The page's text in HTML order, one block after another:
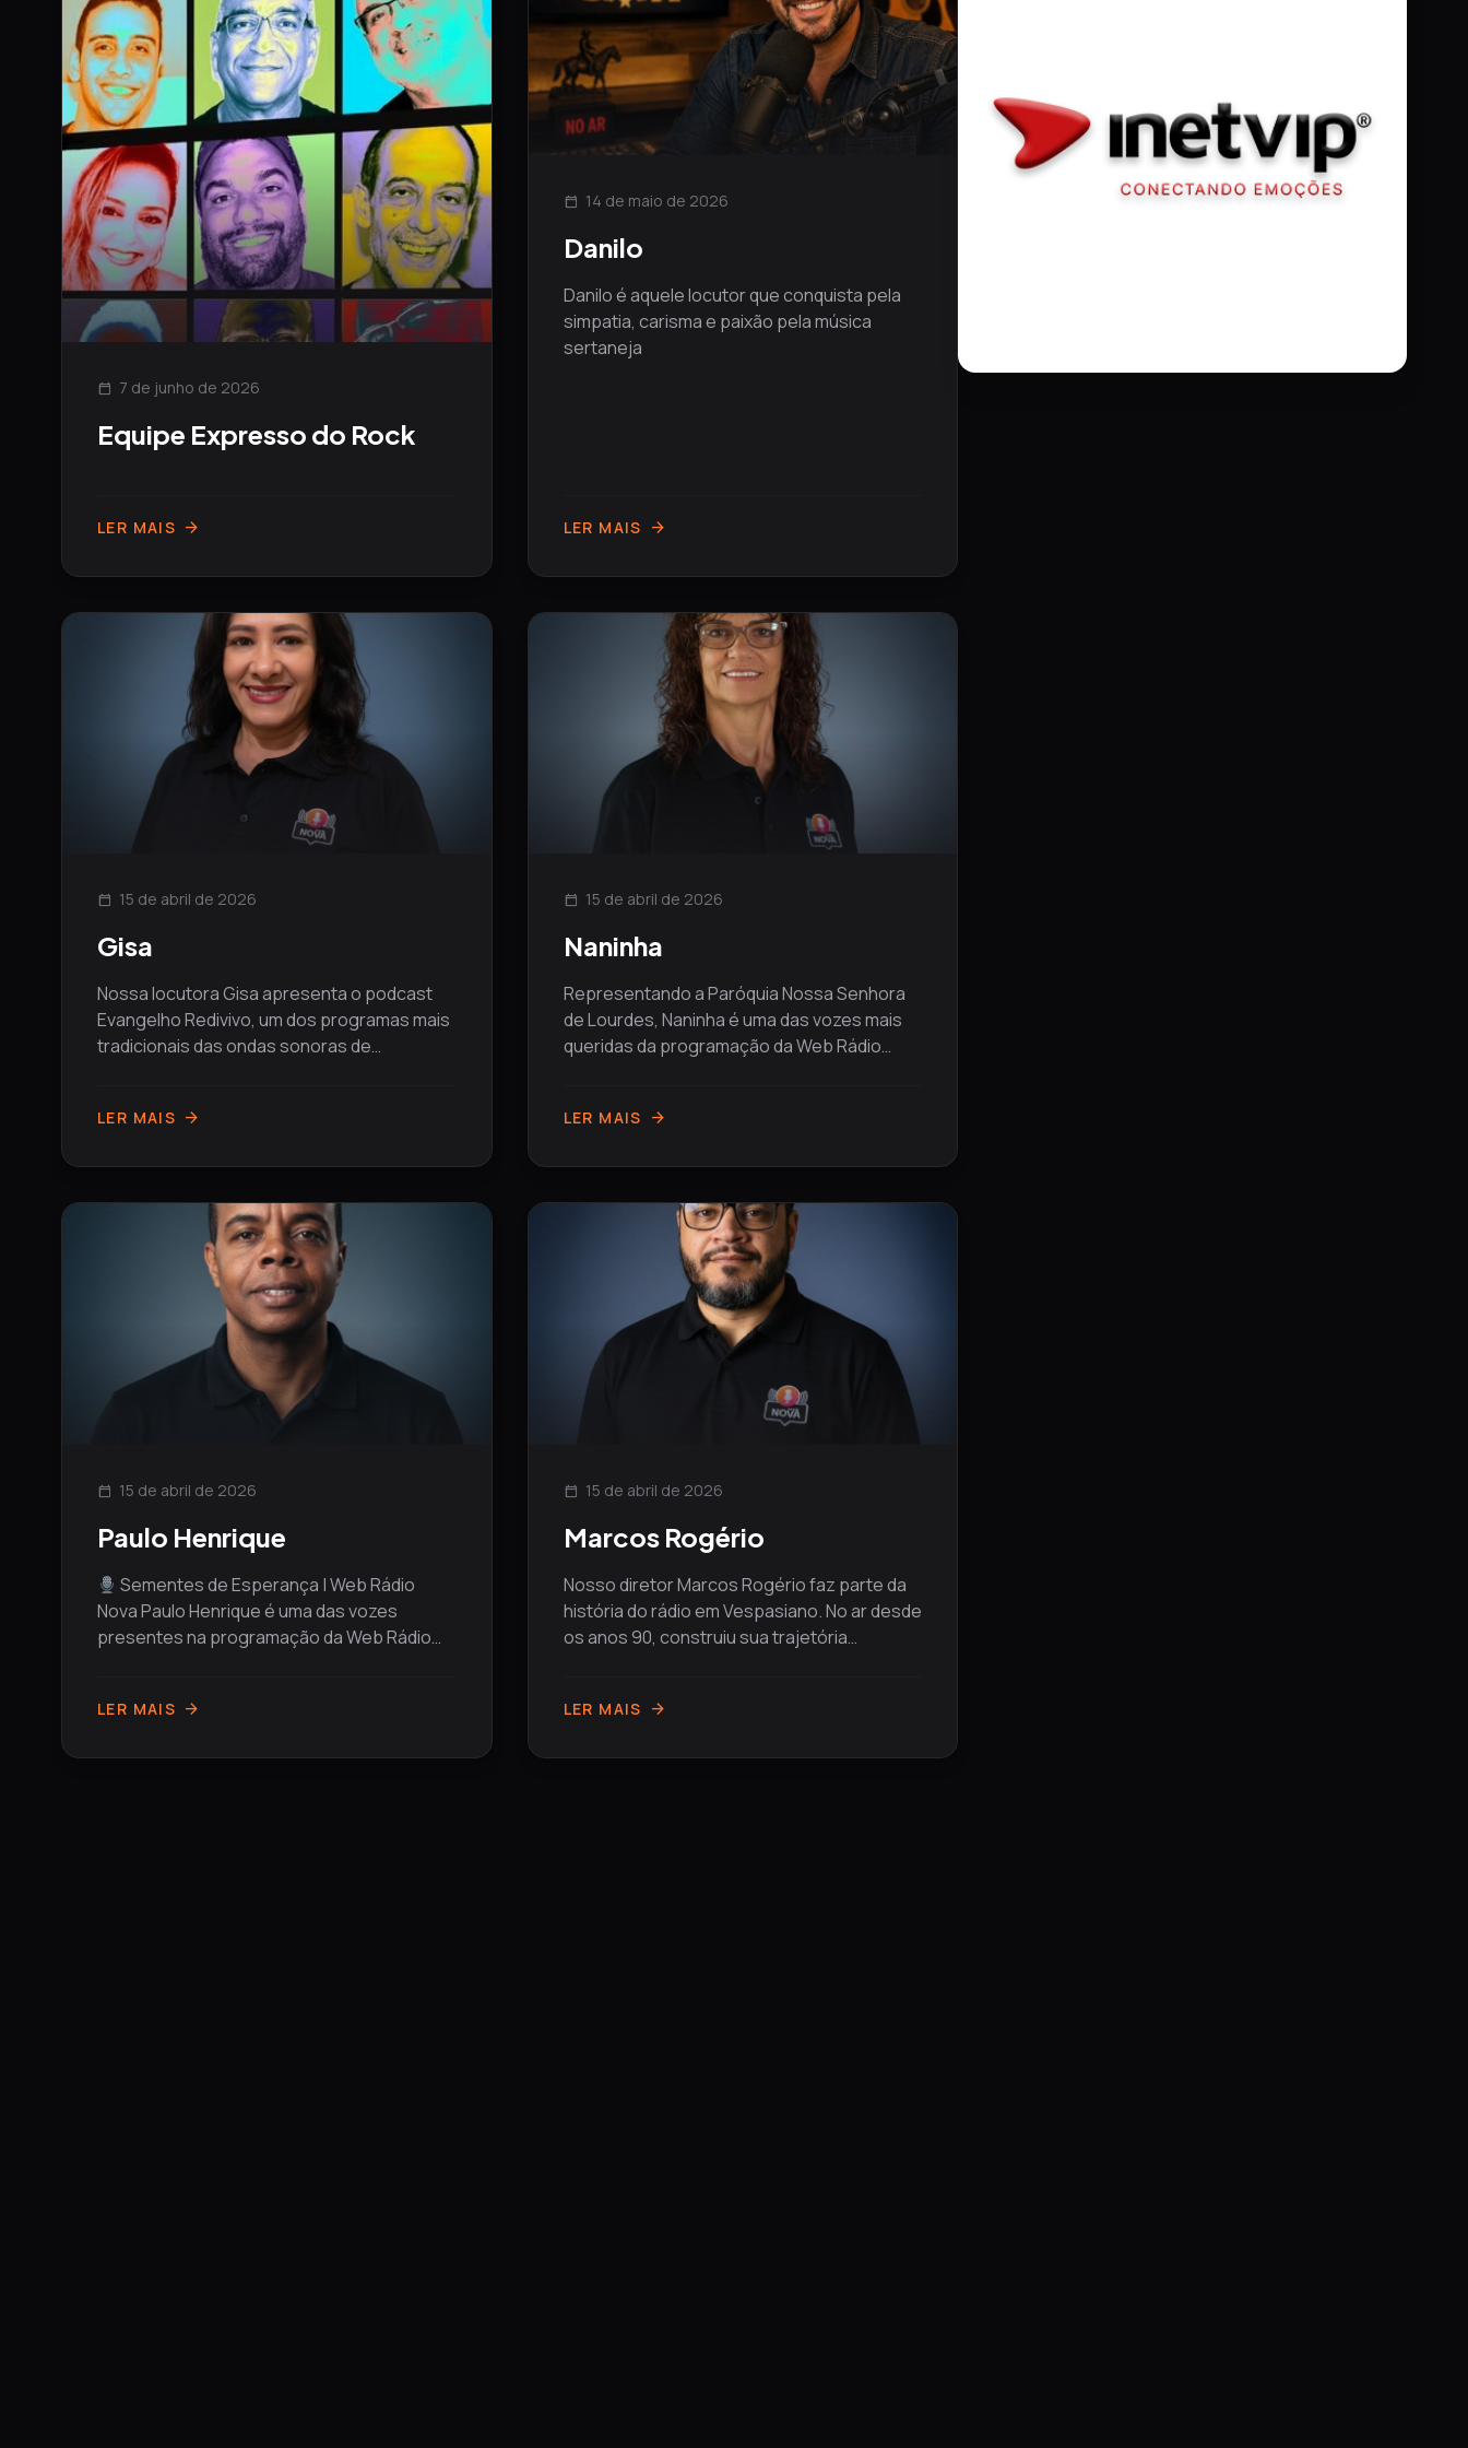
calendar_today 7 de junho de 2026
Equipe Expresso do Rock
LER MAIS arrow_forward
calendar_today 14 de maio de 2026
Danilo
Danilo é aquele locutor que conquista pela
simpatia, carisma e paixão pela música
sertaneja
LER MAIS arrow_forward
calendar_today 15 de abril de 2026
Gisa
Nossa locutora Gisa apresenta o podcast
Evangelho Redivivo, um dos programas mais
tradicionais das ondas sonoras de
LER MAIS arrow_forward
calendar_today 15 de abril de 2026
Naninha
Representando a Paróquia Nossa Senhora
de Lourdes, Naninha é uma das vozes mais
queridas da programação da Web Rádio
LER MAIS arrow_forward
calendar_today 15 de abril de 2026
Paulo Henrique
Sementes de Esperança | Web Rádio
Nova Paulo Henrique é uma das vozes
presentes na programação da Web Rádio
LER MAIS arrow_forward
calendar_today 15 de abril de 2026
Marcos Rogério
Nosso diretor Marcos Rogério faz parte da
história do rádio em Vespasiano. No ar desde
os anos 90, construiu sua trajetória
LER MAIS arrow_forward